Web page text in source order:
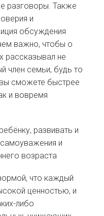
разговоры. Также
и
обсуждения
важно, чтобы о
рассказывал не
член семьи, будь то
сможете быстрее
и вовремя
развивать и
и
возраста
что каждый
ценностью, и
либо